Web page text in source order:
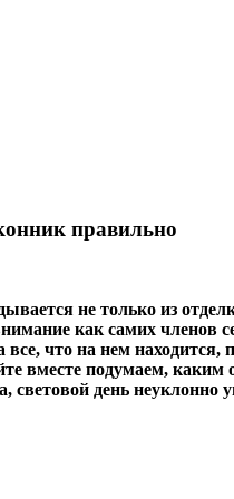
правильно
не только из
как самих членов
что на нем
вместе подумаем,
световой день